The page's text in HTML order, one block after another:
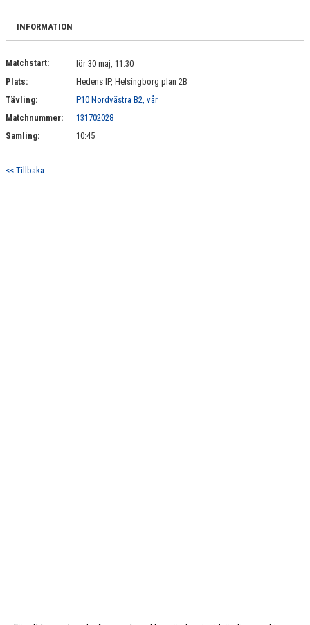
DOKUMENT
INFORMATION
Matchstart:
lör 30 maj, 11:30
Plats:
Hedens IP, Helsingborg plan 2B
Tävling:
P10 Nordvästra B2, vår
Matchnummer:
131702028
Samling:
10:45
<< Tillbaka